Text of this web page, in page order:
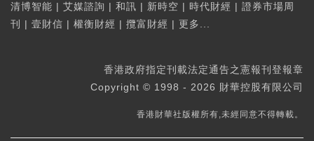
清博智能 | 艾媒諮詢 | 和訊 | 新時空 | 時代財經 | 證券市場周
刊
| 壹財信 | 權衡財經 | 攬富財經 | 更多...
香港政府指定刊載法定通告之憲報刊登報章
Copyright © 1998 - 2026 財華控股有限公司
香港財華社版權所有,未經同意不得轉載。